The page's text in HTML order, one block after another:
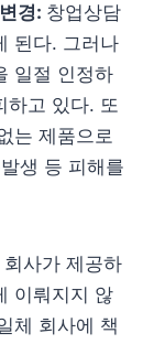
경: 창업상담
된다. 그러나
일절 인정하
하고 있다. 또
는 제품으로
생 등 피해를
회사가 제공하
이뤄지지 않
체 회사에 책